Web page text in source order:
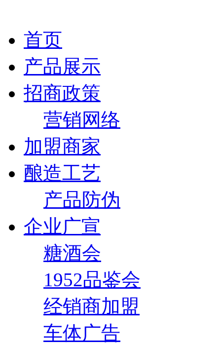
首页
产品展示
招商政策
营销网络
加盟商家
酿造工艺
产品防伪
企业广宣
糖酒会
1952品鉴会
经销商加盟
车体广告